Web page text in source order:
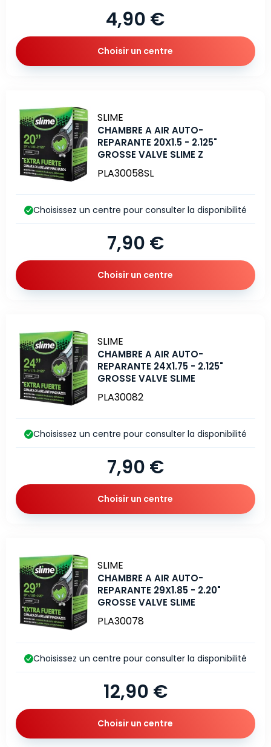
4,90 €
Choisir un centre
Marque
SLIME
CHAMBRE A AIR AUTO-
REPARANTE 20X1.5 - 2.125"
GROSSE VALVE SLIME Z
PLA30058SL
7,90 €
Choisissez un centre pour consulter la disponibilité
Choisir un centre
Marque
SLIME
CHAMBRE A AIR AUTO-
REPARANTE 24X1.75 - 2.125"
GROSSE VALVE SLIME
PLA30082
7,90 €
Choisissez un centre pour consulter la disponibilité
Choisir un centre
Marque
SLIME
CHAMBRE A AIR AUTO-
REPARANTE 29X1.85 - 2.20"
GROSSE VALVE SLIME
PLA30078
12,90 €
Choisissez un centre pour consulter la disponibilité
Choisir un centre